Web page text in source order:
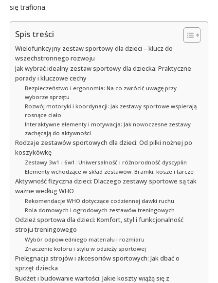
się trafiona.
Spis treści
Wielofunkcyjny zestaw sportowy dla dzieci – klucz do
wszechstronnego rozwoju
Jak wybrać idealny zestaw sportowy dla dziecka: Praktyczne
porady i kluczowe cechy
Bezpieczeństwo i ergonomia: Na co zwrócić uwagę przy
wyborze sprzętu
Rozwój motoryki i koordynacji: Jak zestawy sportowe wspierają
rosnące ciało
Interaktywne elementy i motywacja: Jak nowoczesne zestawy
zachęcają do aktywności
Rodzaje zestawów sportowych dla dzieci: Od piłki nożnej po
koszykówkę
Zestawy 3w1 i 6w1: Uniwersalność i różnorodność dyscyplin
Elementy wchodzące w skład zestawów: Bramki, kosze i tarcze
Aktywność fizyczna dzieci: Dlaczego zestawy sportowe są tak
ważne według WHO
Rekomendacje WHO dotyczące codziennej dawki ruchu
Rola domowych i ogrodowych zestawów treningowych
Odzież sportowa dla dzieci: Komfort, styl i funkcjonalność
stroju treningowego
Wybór odpowiedniego materiału i rozmiaru
Znaczenie koloru i stylu w odzieży sportowej
Pielęgnacja strojów i akcesoriów sportowych: Jak dbać o
sprzęt dziecka
Budżet i budowanie wartości: Jakie koszty wiążą się z